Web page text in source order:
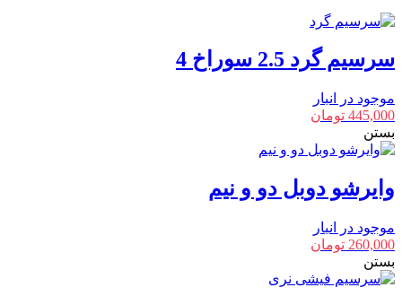
سرسیم گرد 2.5 سوراخ 4
موجود در انبار
445,000 تومان
بستن
وایرشو دوبل دو و نیم
موجود در انبار
260,000 تومان
بستن